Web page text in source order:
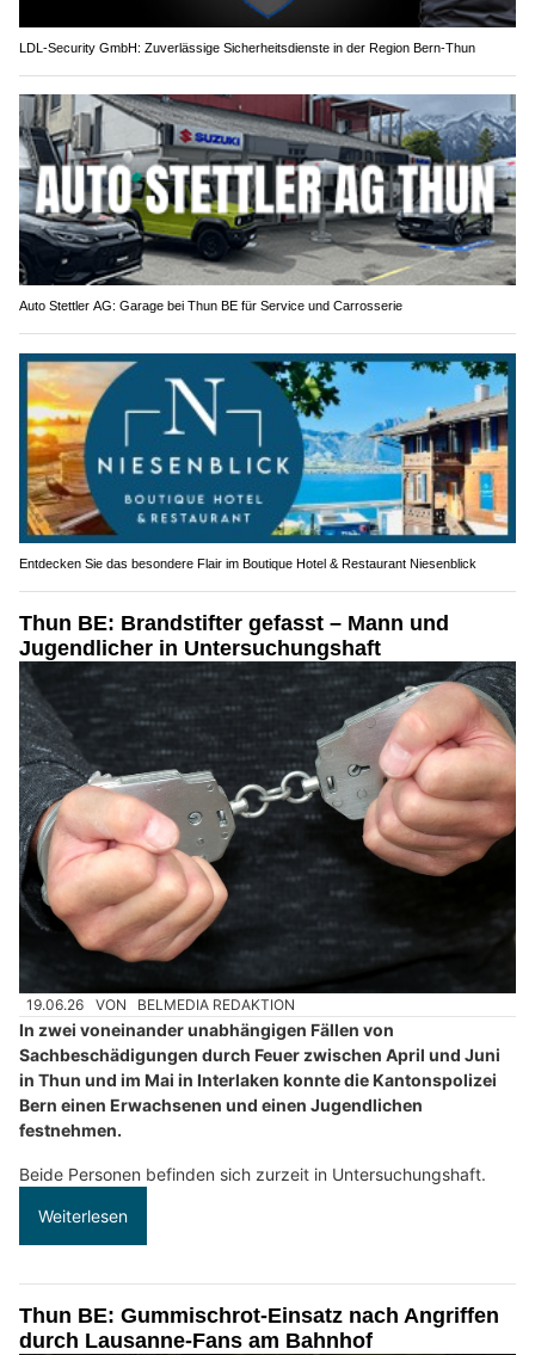
LDL-Security GmbH: Zuverlässige Sicherheitsdienste in der Region Bern-Thun
Auto Stettler AG: Garage bei Thun BE für Service und Carrosserie
Entdecken Sie das besondere Flair im Boutique Hotel & Restaurant Niesenblick
Thun BE: Brandstifter gefasst – Mann und
Jugendlicher in Untersuchungshaft
19.06.26 VON BELMEDIA REDAKTION
In zwei voneinander unabhängigen Fällen von
Sachbeschädigungen durch Feuer zwischen April und Juni
in Thun und im Mai in Interlaken konnte die Kantonspolizei
Bern einen Erwachsenen und einen Jugendlichen
festnehmen.
Beide Personen befinden sich zurzeit in Untersuchungshaft.
Weiterlesen
Thun BE: Gummischrot-Einsatz nach Angriffen
durch Lausanne-Fans am Bahnhof